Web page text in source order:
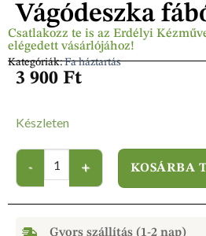
Csatlakozz te is az Erdélyi
elégedett vásárlójához!
Kategóriák:Fa háztartás
Vágódeszka
3 900 Ft
Készleten
KOSÁRBA
Gyors szállítás (1-2 nap)